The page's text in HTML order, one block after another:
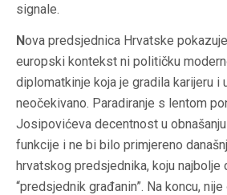
signale.
Nova predsjednica Hrvatske
europski kontekst ni političku
diplomatkinje koja je gradila karijeru i
neočekivano. Paradiranje s lentom
Josipovićeva decentnost u
funkcije i ne bi bilo primjereno
hrvatskog predsjednika, koju najbolje
“predsjednik građanin”. Na koncu,